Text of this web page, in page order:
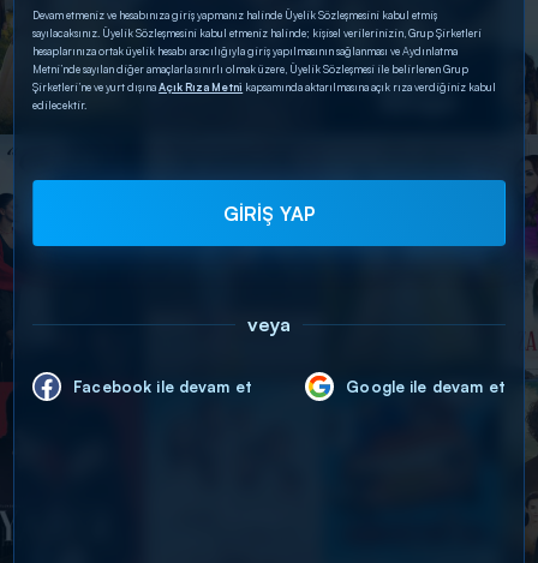
Devam etmeniz ve hesabınıza giriş yapmanız halinde Üyelik Sözleşmesini kabul etmiş
sayılacaksınız. Üyelik Sözleşmesini kabul etmeniz halinde; kişisel verilerinizin, Grup Şirketleri
hesaplarınıza ortak üyelik hesabı aracılığıyla giriş yapılmasının sağlanması ve Aydınlatma
Metni’nde sayılan diğer amaçlarla sınırlı olmak üzere, Üyelik Sözleşmesi ile belirlenen Grup
Şirketleri’ne ve yurt dışınaAçık Rıza Metni kapsamında aktarılmasına açık rıza verdiğiniz kabul
edilecektir.
GİRİŞ YAP
veya
Facebook ile devam et Google ile devam et